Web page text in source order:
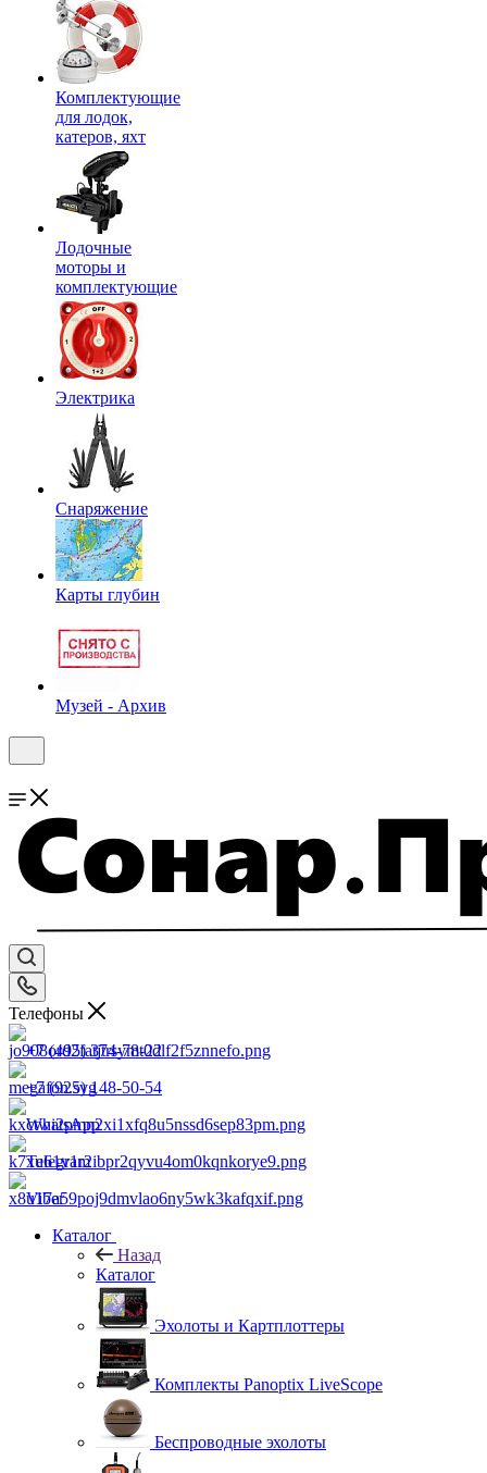
Комплектующие
для лодок,
катеров, яхт
Лодочные
моторы и
комплектующие
Электрика
Снаряжение
Карты глубин
Музей - Архив
Телефоны
+7 (495) 374-78-22
+7 (925) 148-50-54
WhatsApp
Telegram
Viber
Каталог
Назад
Каталог
Эхолоты и Картплоттеры
Комплекты Panoptix LiveScope
Беспроводные эхолоты